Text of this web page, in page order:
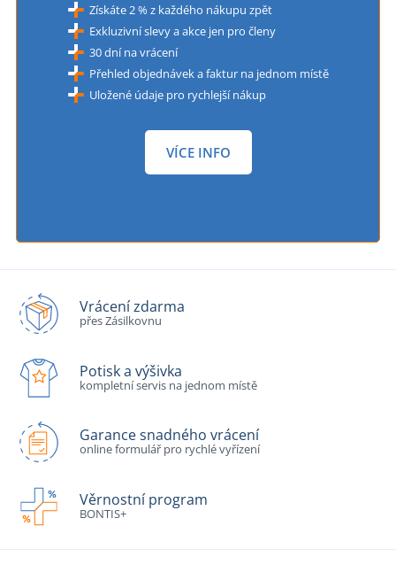
Získáte 2 % z každého nákupu zpět
Exkluzivní slevy a akce jen pro členy
30 dní na vrácení
Přehled objednávek a faktur na jednom místě
Uložené údaje pro rychlejší nákup
VÍCE INFO
Vrácení zdarma
přes Zásilkovnu
Potisk a výšivka
kompletní servis na jednom místě
Garance snadného vrácení
online formulář pro rychlé vyřízení
Věrnostní program
BONTIS+